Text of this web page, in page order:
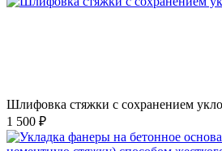
Шлифовка стяжки с сохранением
1 500 ₽